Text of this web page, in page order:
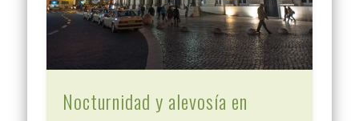
Nocturnidad y alevosía en